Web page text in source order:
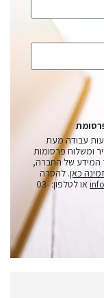
עבודה מעת
ומשלוח פרסומות
המידע של החברה,
כאן. להסרה
או לטלפון: 03-